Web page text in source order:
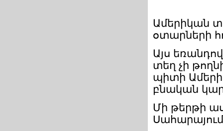
Ամերիկան
օտարների
Այս
տեղ չի
պիտի
բնական
Մի թերթի